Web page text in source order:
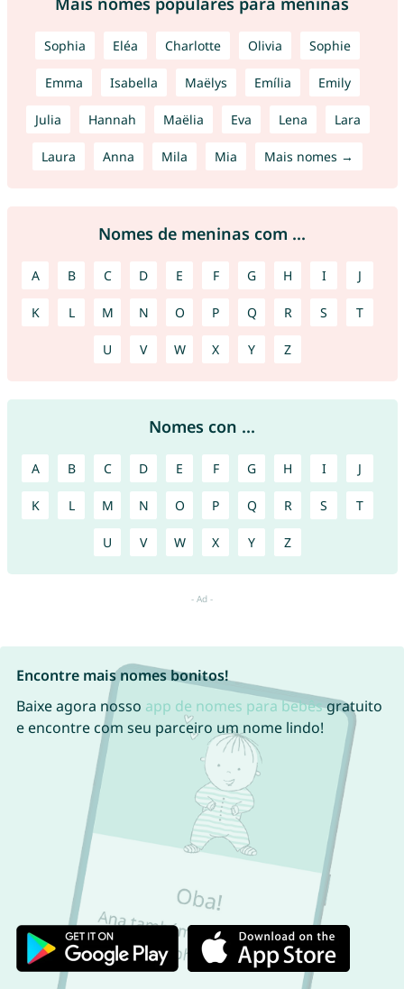
Sophia Eléa Charlotte Olivia Sophie
Emma Isabella Maëlys Emília Emily
Julia Hannah Maëlia Eva Lena Lara
Laura Anna Mila Mia Mais nomes →
Nomes de meninas com ...
A B C D E F G H I J
K L M N O P Q R S T
U V W X Y Z
Nomes con ...
A B C D E F G H I J
K L M N O P Q R S T
U V W X Y Z
Encontre mais nomes bonitos!
Baixe agora nosso app de nomes para bebêsgratuito
e encontre com seu parceiro um nome lindo!